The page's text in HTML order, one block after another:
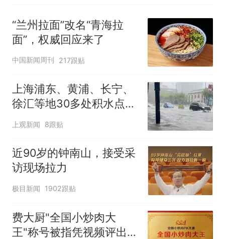
“兰州拉面”改名“青海拉
面”，权威回应来了
中国新闻周刊 217跟贴
上海浦东、黄浦、长宁、
徐汇等地30多处积水点正
在抢排
上观新闻 8跟贴
近90岁的钟南山，接受采
访现场拉力
极目新闻 1902跟贴
费大厨"全国小炒肉大
王"称号被指凭视频评出